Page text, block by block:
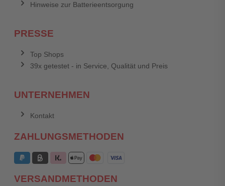
Hinweise zur Batterieentsorgung
PRESSE
Top Shops
39x getestet - in Service, Qualität und Preis
UNTERNEHMEN
Kontakt
ZAHLUNGSMETHODEN
VERSANDMETHODEN